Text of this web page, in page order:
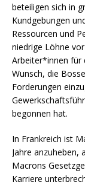
beteiligen sich in
Kundgebungen
Ressourcen und
niedrige Löhne
Arbeiter*innen für
Wunsch, die
Forderungen
begonnen hat.
In Frankreich ist
Jahre anzuheben,
Macrons
Karriere